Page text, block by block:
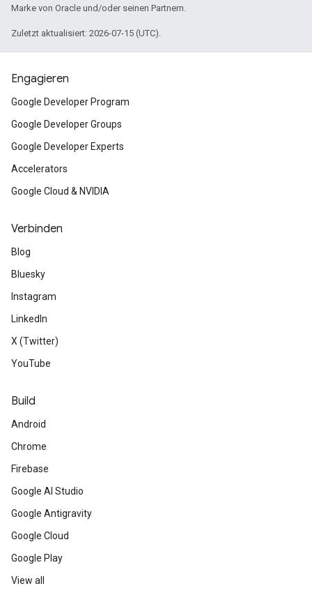
Marke von Oracle und/oder seinen Partnern.
Zuletzt aktualisiert: 2026-07-15 (UTC).
Engagieren
Google Developer Program
Google Developer Groups
Google Developer Experts
Accelerators
Google Cloud & NVIDIA
Verbinden
Blog
Bluesky
Instagram
LinkedIn
X (Twitter)
YouTube
Build
Android
Chrome
Firebase
Google AI Studio
Google Antigravity
Google Cloud
Google Play
View all